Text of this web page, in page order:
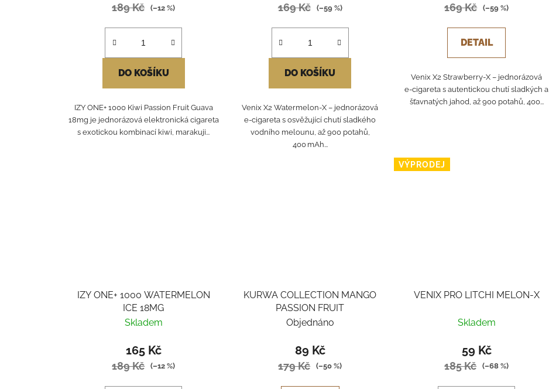
189 Kč (–12 %)
DO KOŠÍKU
IZY ONE+ 1000 Kiwi Passion Fruit Guava
18mg je jednorázová elektronická cigareta
s exotickou kombinací kiwi, marakuji...
169 Kč (–59 %)
DO KOŠÍKU
Venix X2 Watermelon‑X – jednorázová
e‑cigareta s osvěžující chutí sladkého
vodního melounu, až 900 potahů,
400 mAh...
169 Kč (–59 %)
DETAIL
Venix X2 Strawberry‑X – jednorázová
e‑cigareta s autentickou chutí sladkých a
šťavnatých jahod, až 900 potahů, 400...
IZY ONE+ 1000 WATERMELON
ICE 18MG
Skladem
165 Kč
189 Kč (–12 %)
KURWA COLLECTION MANGO
PASSION FRUIT
Objednáno
89 Kč
179 Kč (–50 %)
VÝPRODEJ
VENIX PRO LITCHI MELON-X
Skladem
59 Kč
185 Kč (–68 %)